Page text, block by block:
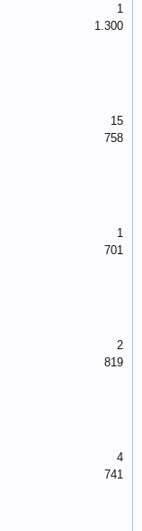
1
1.300
15
758
1
701
2
819
4
741